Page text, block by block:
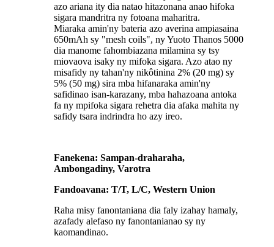
azo ariana ity dia natao hitazonana anao hifoka
sigara mandritra ny fotoana maharitra.
Miaraka amin'ny bateria azo averina ampiasaina
650mAh sy "mesh coils", ny Yuoto Thanos 5000
dia manome fahombiazana milamina sy tsy
miovaova isaky ny mifoka sigara. Azo atao ny
misafidy ny tahan'ny nikôtinina 2% (20 mg) sy
5% (50 mg) sira mba hifanaraka amin'ny
safidinao isan-karazany, mba hahazoana antoka
fa ny mpifoka sigara rehetra dia afaka mahita ny
safidy tsara indrindra ho azy ireo.
Fanekena: Sampan-draharaha,
Ambongadiny, Varotra
Fandoavana: T/T, L/C, Western Union
Raha misy fanontaniana dia faly izahay hamaly,
azafady alefaso ny fanontanianao sy ny
kaomandinao.